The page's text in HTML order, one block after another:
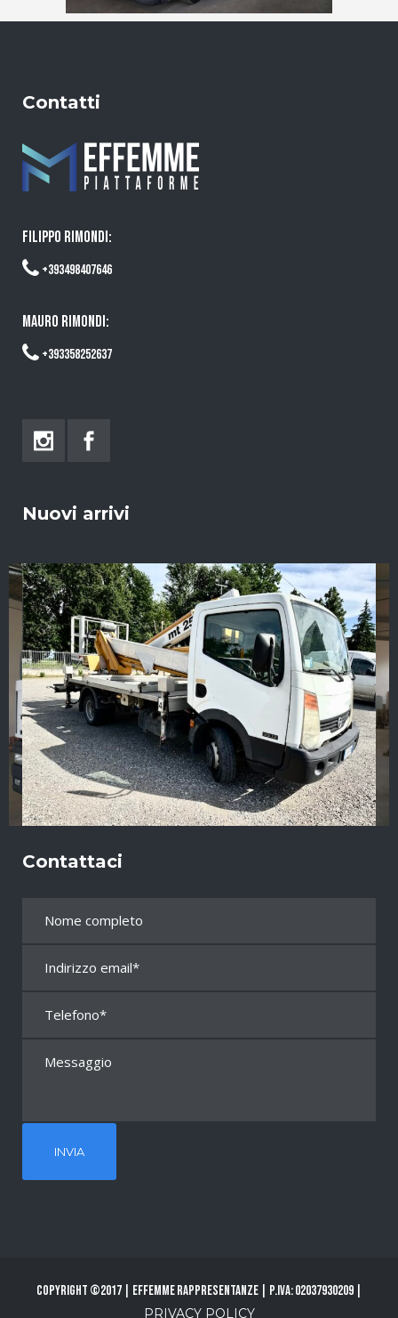
Contatti
FILIPPO RIMONDI:
+393498407646
MAURO RIMONDI:
+393358252637
Nuovi arrivi
Contattaci
Copyright ©2017 | Effemme Rappresentanze | P.Iva: 02037930209 |
PRIVACY POLICY